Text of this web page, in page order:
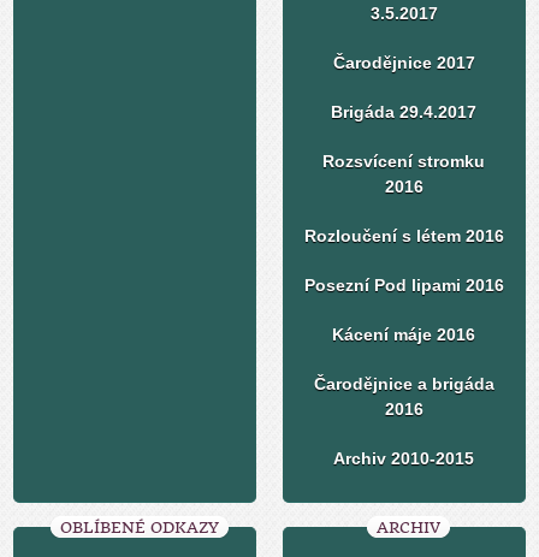
3.5.2017
Čarodějnice 2017
Brigáda 29.4.2017
Rozsvícení stromku
2016
Rozloučení s létem 2016
Posezní Pod lipami 2016
Kácení máje 2016
Čarodějnice a brigáda
2016
Archiv 2010-2015
OBLÍBENÉ ODKAZY ARCHIV